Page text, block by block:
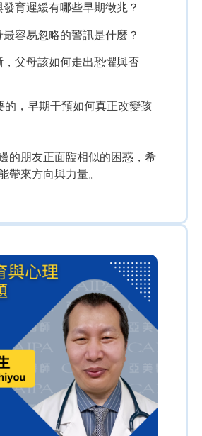
發育遲緩有哪些早期徵兆？
容易忽略的警訊是什麼？
，父母該如何走出恐懼與否
，早期干預如何真正改變孩
的朋友正面臨相似的困惑，希
帶來方向與力量。